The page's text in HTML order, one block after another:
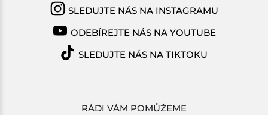
RÁDI VÁM POMŮŽEME
SLEDUJTE NÁS NA INSTAGRAMU
ODEBÍREJTE NÁS NA YOUTUBE
SLEDUJTE NÁS NA TIKTOKU